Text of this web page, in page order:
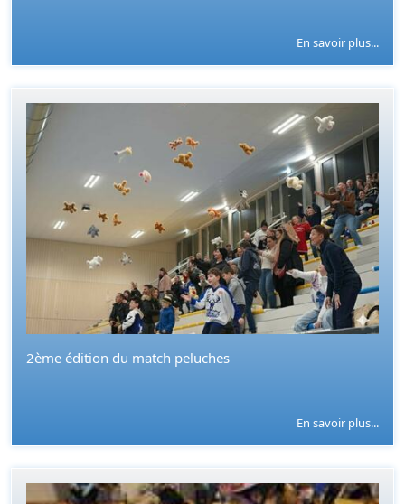
En savoir plus...
2ème édition du match peluches
En savoir plus...